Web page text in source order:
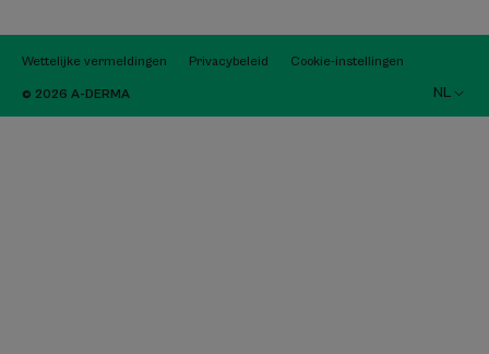
Wettelijke vermeldingen Privacybeleid Cookie-instellingen
© 2026 A-DERMA NL